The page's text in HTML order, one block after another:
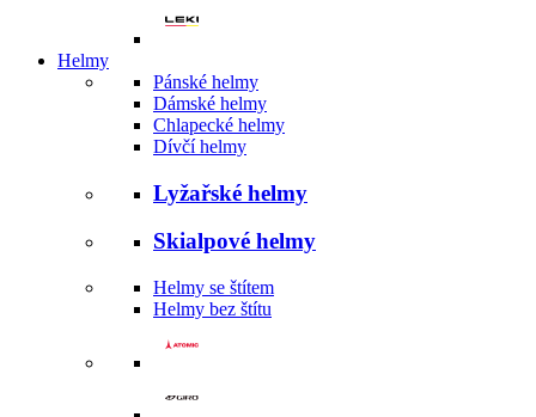
Helmy
Pánské helmy
Dámské helmy
Chlapecké helmy
Dívčí helmy
Lyžařské helmy
Skialpové helmy
Helmy se štítem
Helmy bez štítu